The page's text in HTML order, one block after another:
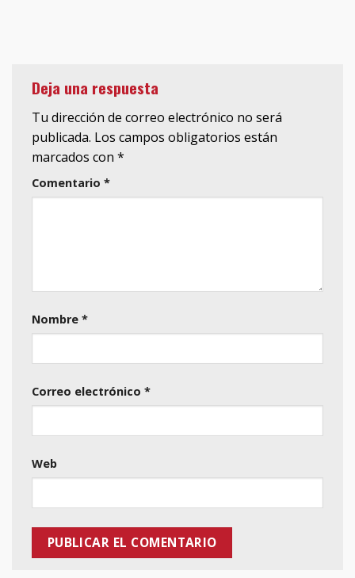
Deja una respuesta
Tu dirección de correo electrónico no será
publicada. Los campos obligatorios están
marcados con *
Comentario *
Nombre *
Correo electrónico *
Web